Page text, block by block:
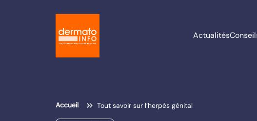
Actualités
Accueil Tout savoir sur l’herpès génital